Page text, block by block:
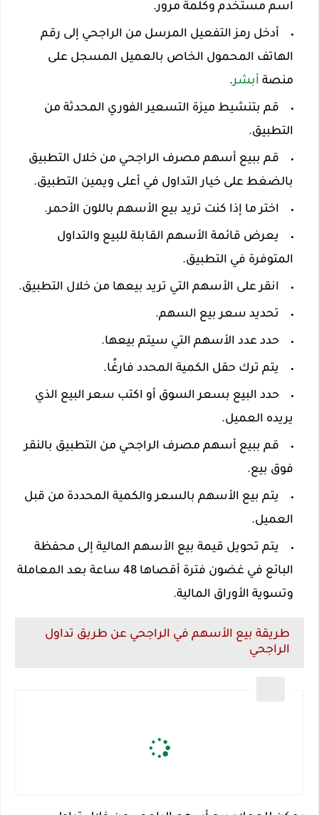
اسم مستخدم وكلمة مرور.
أدخل رمز التفعيل المرسل من الراجحي إلى رقم
الهاتف المحمول الخاص بالعميل المسجل على
منصة أبشر.
قم بتنشيط ميزة التسعير الفوري المحدثة من
التطبيق.
قم ببيع أسهم مصرف الراجحي من خلال التطبيق
بالضغط على خيار التداول في أعلى ويمين التطبيق.
اختر ما إذا كنت تريد بيع الأسهم باللون الأحمر.
يعرض قائمة الأسهم القابلة للبيع والتداول
المتوفرة في التطبيق.
انقر على الأسهم التي تريد بيعها من خلال التطبيق.
تحديد سعر بيع السهم.
حدد عدد الأسهم التي سيتم بيعها.
يتم ترك حقل الكمية المحدد فارغًا.
حدد البيع بسعر السوق أو اكتب سعر البيع الذي
يريده العميل.
قم ببيع أسهم مصرف الراجحي من التطبيق بالنقر
فوق بيع.
يتم بيع الأسهم بالسعر والكمية المحددة من قبل
العميل.
يتم تحويل قيمة بيع الأسهم المالية إلى محفظة
البائع في غضون فترة أقصاها 48 ساعة بعد المعاملة
وتسوية الأوراق المالية.
طريقة بيع الأسهم في الراجحي عن طريق تداول
الراجحي